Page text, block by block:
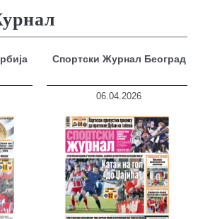
Спортски Журнал Београд
06.04.2026